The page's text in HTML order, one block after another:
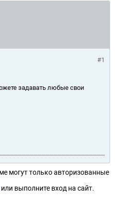
#1
задавать любые свои
могут только авторизованные
или выполните вход на сайт.